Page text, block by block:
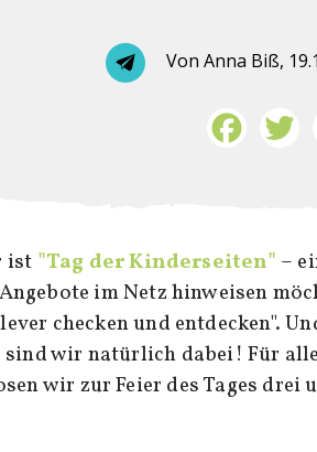
Von Anna Biß,
ist "Tag der Kinderseiten" –
im Netz hinweisen
checken und entdecken".
sind wir natürlich dabei! Für
wir zur Feier des Tages drei